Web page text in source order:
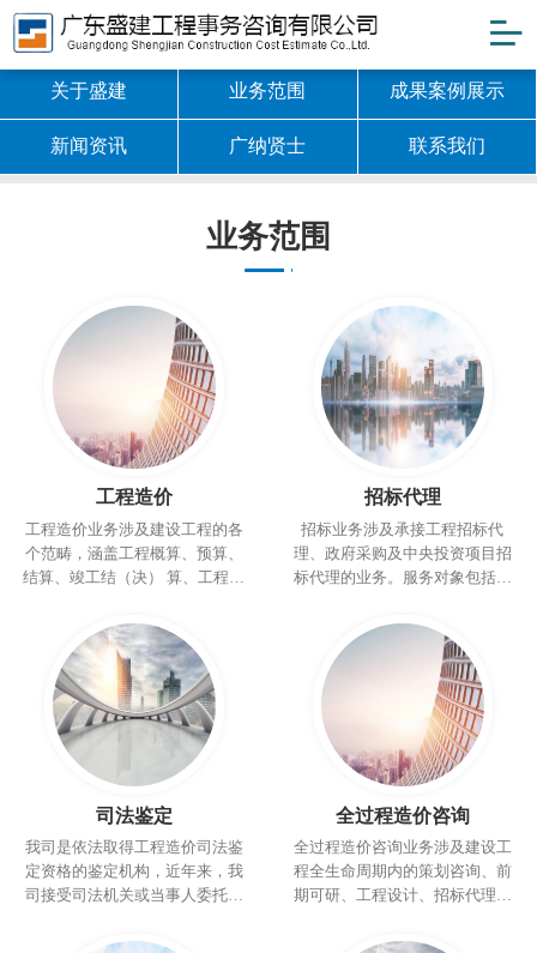
关于盛建 业务范围 成果案例展示
新闻资讯 广纳贤士 联系我们
业务范围
工程造价
工程造价业务涉及建设工程的各
个范畴，涵盖工程概算、预算、
结算、竣工结（决） 算、工程招
核、工程造价信息咨询服务、与
工程建设有关的其他咨询顾问业
务等。
招标代理
招标业务涉及承接工程招标代
理、政府采购及中央投资项目招
标代理的业务。服务对象包括国
民营企业等。
司法鉴定
我司是依法取得工程造价司法鉴
定资格的鉴定机构，近年来，我
司接受司法机关或当事人委托的
是广东省各地区的人民法院工程
全过程造价咨询
全过程造价咨询业务涉及建设工
程全生命周期内的策划咨询、前
期可研、工程设计、招标代理、
准备、施工过程管理、竣工验收